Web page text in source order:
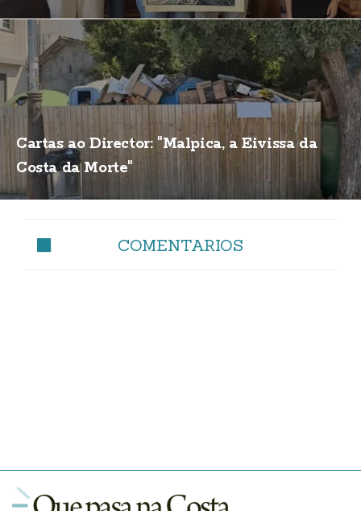
Cartas ao Director: "Malpica, a Eivissa da
Costa da Morte"
COMENTARIOS